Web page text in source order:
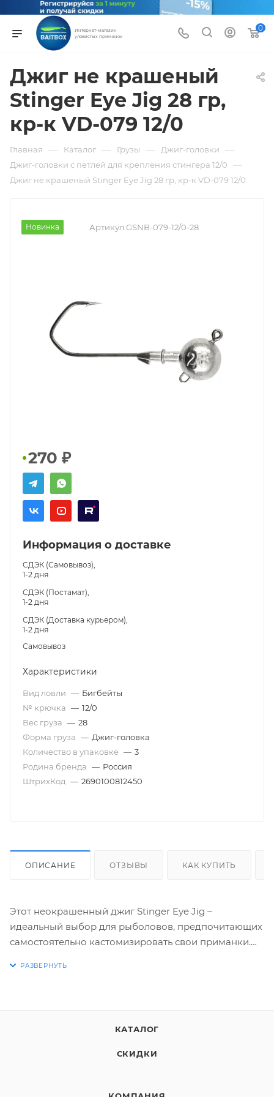
Интернет-магазин
уловистых приманок
0
Джиг не крашеный
Stinger Eye Jig 28 гр,
кр-к VD-079 12/0
Главная — Каталог — Грузы — Джиг-головки —
Джиг-головки с петлей для крепления стингера 12/0 —
Джиг не крашеный Stinger Eye Jig 28 гр, кр-к VD-079 12/0
Новинка Артикул:GSNB-079-12/0-28
270 ₽
Информация о доставке
СДЭК (Самовывоз),
1-2 дня
СДЭК (Постамат),
1-2 дня
СДЭК (Доставка курьером),
1-2 дня
Самовывоз
Характеристики
Вид ловли — Бигбейты
№ крючка — 12/0
Вес груза — 28
Форма груза — Джиг-головка
Количество в упаковке — 3
Родина бренда — Россия
ШтрихКод — 2690100812450
ОПИСАНИЕ ОТЗЫВЫ КАК КУПИТЬ
Этот неокрашенный джиг Stinger Eye Jig –
идеальный выбор для рыболовов, предпочитающих
самостоятельно кастомизировать свои приманки.
специальные краски для джиг-головок,
порошковые покрытия, маркеры для приманок или
КАТАЛОГ
СКИДКИ